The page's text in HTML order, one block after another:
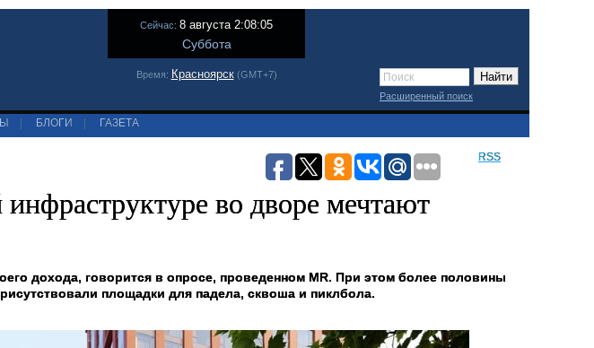
Сейчас: 8 августа 2:08:05
Суббота
Время: Красноярск(GMT+7)
Расширенный поиск
БЛОГИ ГАЗЕТА
RSS
во дворе мечтают
дохода, говорится в опросе, проведенном MR. При этом более половины
площадки для падела, сквоша и пиклбола.